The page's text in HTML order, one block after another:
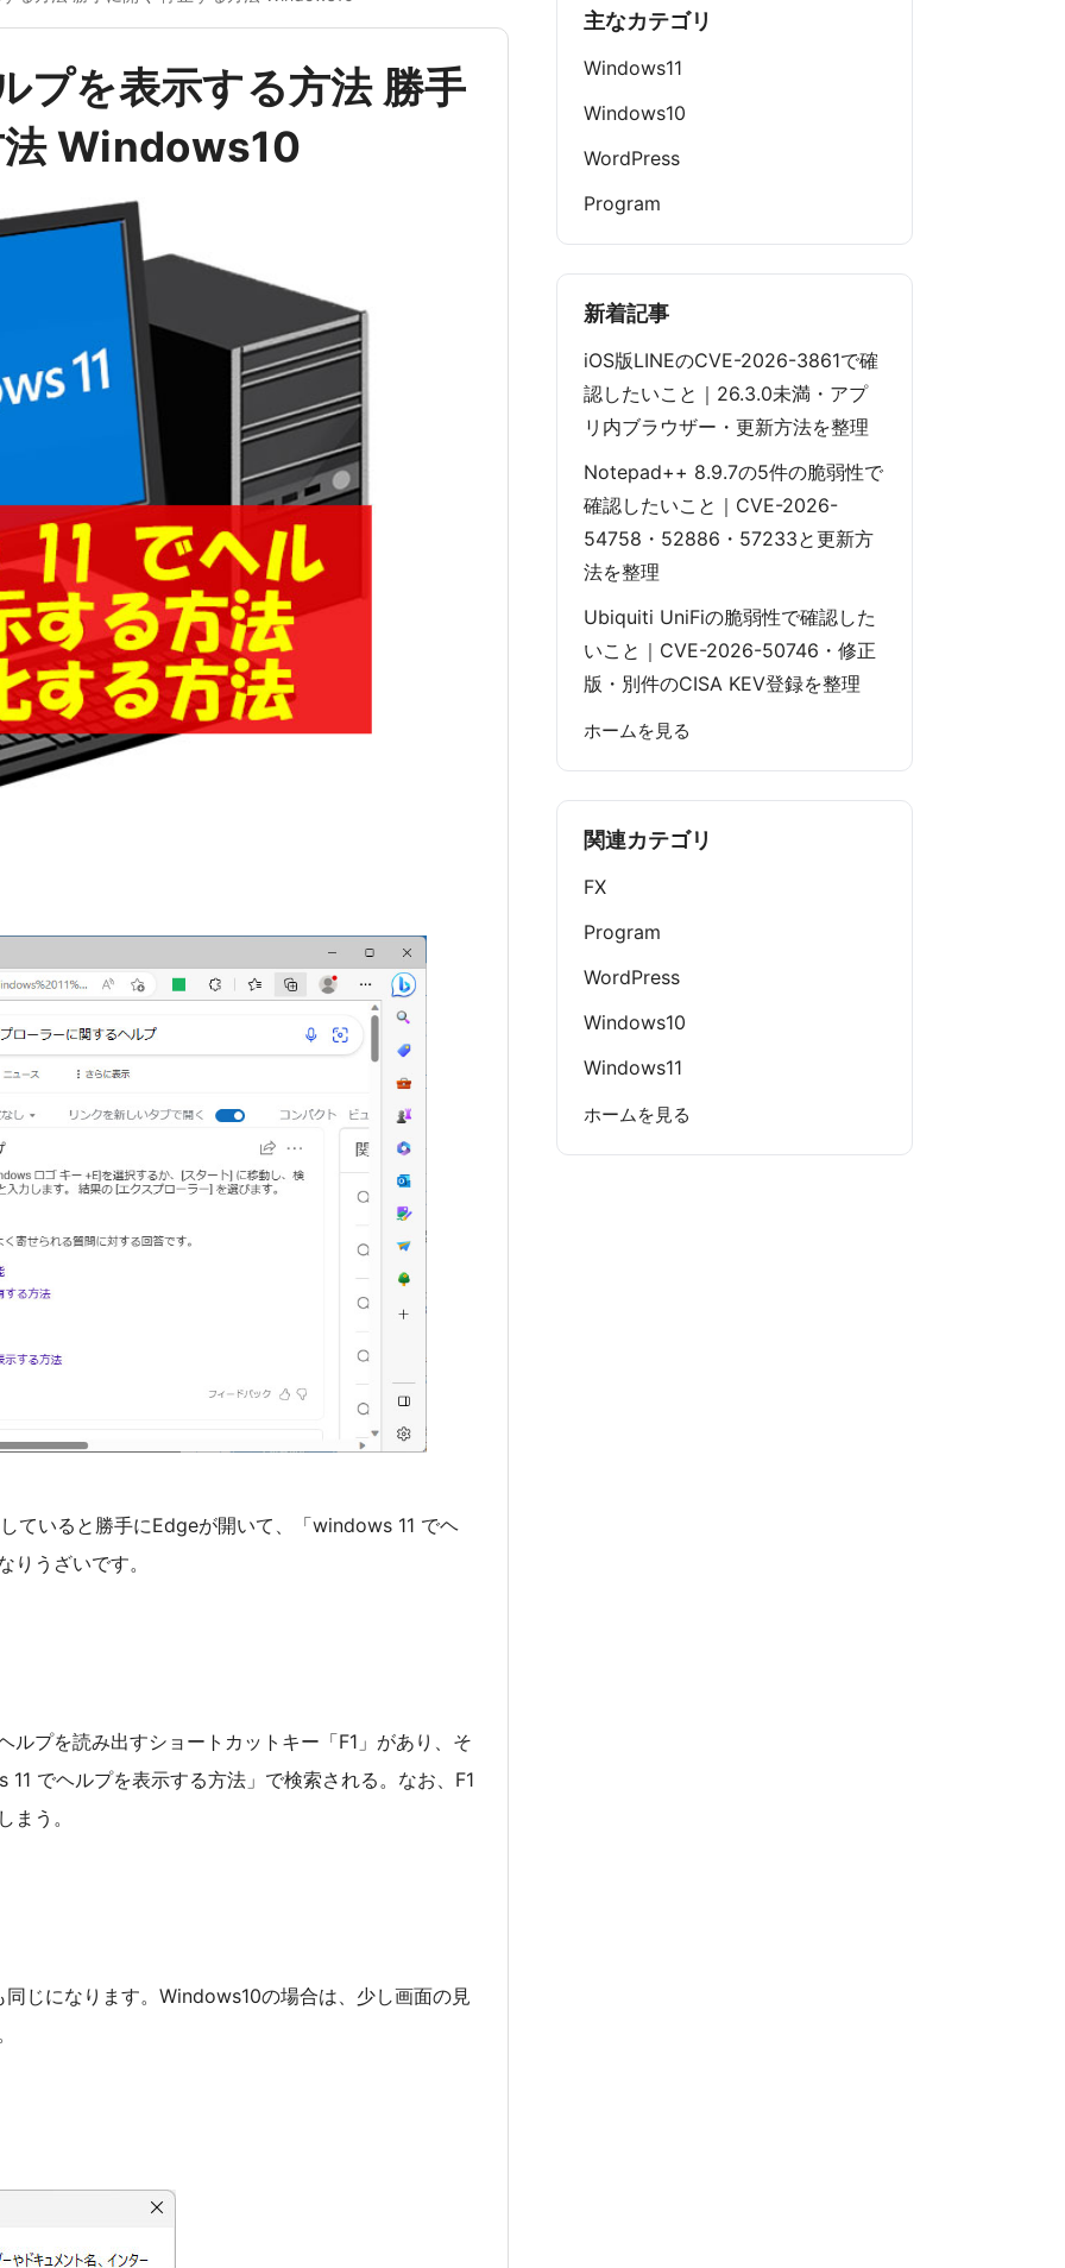
プを表示する方法 勝手
法 Windows10
ていると勝手にEdgeが開いて、「windows 11 でヘ
うざいです。
ルプを読み出すショートカットキー「F1」があり、そ
でヘルプを表示する方法」で検索される。なお、F1
まう。
じになります。Windows10の場合は、少し画面の見
主なカテゴリ
Windows11
Windows10
WordPress
Program
新着記事
iOS版LINEのCVE-2026-3861で確
認したいこと｜26.3.0未満・アプ
リ内ブラウザー・更新方法を整理
Notepad++ 8.9.7の5件の脆弱性で
確認したいこと｜CVE-2026-
54758・52886・57233と更新方
法を整理
Ubiquiti UniFiの脆弱性で確認した
いこと｜CVE-2026-50746・修正
版・別件のCISA KEV登録を整理
ホームを見る
関連カテゴリ
FX
Program
WordPress
Windows10
Windows11
ホームを見る